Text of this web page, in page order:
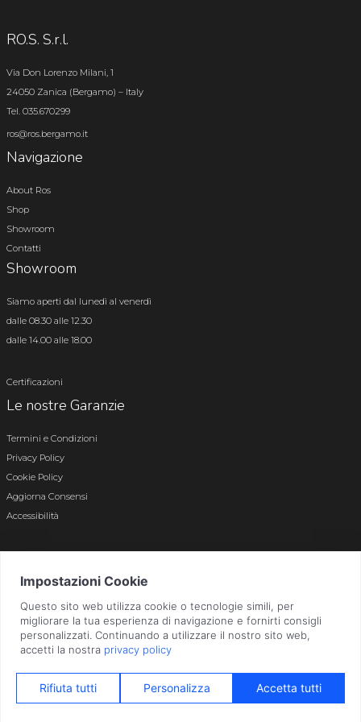
RO.S. S.r.l.
Via Don Lorenzo Milani, 1
24050 Zanica (Bergamo) – Italy
Tel. 035.670299
ros@ros.bergamo.it
Navigazione
About Ros
Shop
Showroom
Contatti
Showroom
Siamo aperti dal lunedì al venerdì
dalle 08.30 alle 12.30
dalle 14.00 alle 18.00
Certificazioni
Le nostre Garanzie
Termini e Condizioni
Privacy Policy
Cookie Policy
Aggiorna Consensi
Accessibilità
Bergamo n. 01496180165 · Capitale Sociale i.v. € 800.000,00